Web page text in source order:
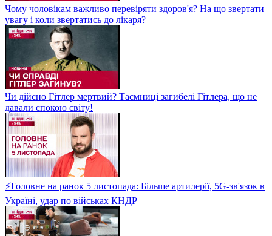
Чому чоловікам важливо перевіряти здоров'я? На що звертати
увагу і коли звертатись до лікаря?
Чи дійсно Гітлер мертвий? Таємниці загибелі Гітлера, що не
давали спокою світу!
⚡Головне на ранок 5 листопада: Більше артилерії, 5G-зв'язок в
Україні, удар по військах КНДР